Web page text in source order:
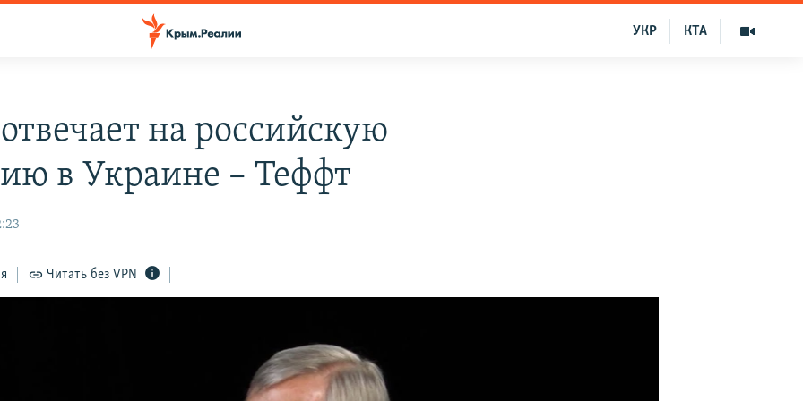
КТА
УКР
на российскую
в Украине – Теффт
Читать без VPN